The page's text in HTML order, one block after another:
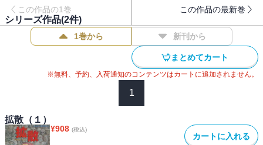
この作品の1巻 この作品の最新巻
シリーズ作品(2件)
1巻から 新刊から
まとめてカート
※無料、予約、入荷通知のコンテンツはカートに追加されません。
1
拡散（１）
¥908 (税込)
カートに入れる